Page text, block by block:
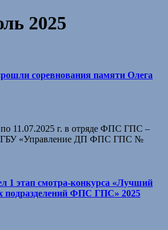
2025
соревнования памяти Олега
11.07.2025 г. в отряде ФПС ГПС –
«Управление ДП ФПС ГПС №
1 этап смотра-конкурса «Лучший
подразделений ФПС ГПС» 2025